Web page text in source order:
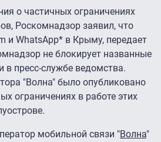
о частичных ограничениях
Роскомнадзор заявил, что
и WhatsApp* в Крыму, передает
не блокирует названные
в пресс-службе ведомства.
"Волна" было опубликовано
ограничениях в работе этих
мобильной связи "Волна"